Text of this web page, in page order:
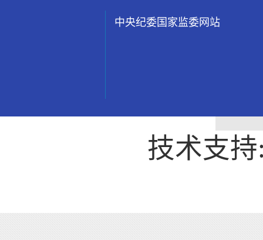
中央纪委国家监委网站
技术支